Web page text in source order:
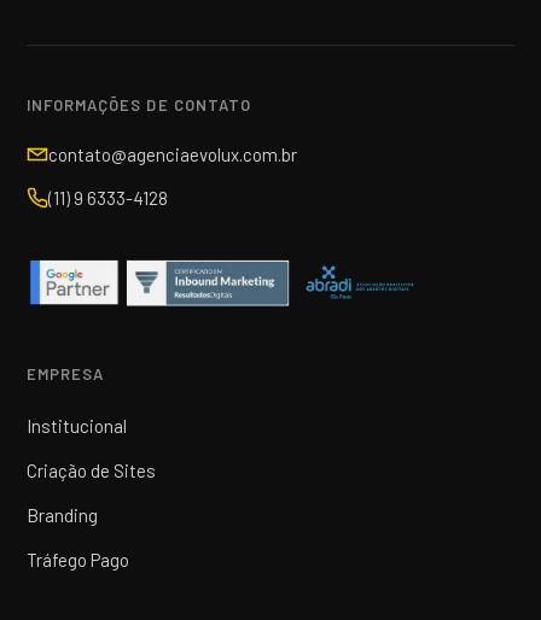
INFORMAÇÕES DE CONTATO
contato@agenciaevolux.com.br
(11) 9 6333-4128
EMPRESA
Institucional
Criação de Sites
Branding
Tráfego Pago